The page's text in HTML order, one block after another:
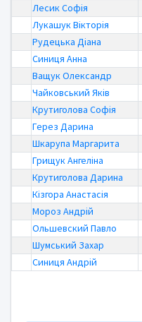
Лесик Софія
Лукашук Вікторія
Рудецька Діана
Синиця Анна
Ващук Олександр
Чайковський Яків
Крутиголова Софія
Герез Дарина
Шкарупа Маргарита
Грищук Ангеліна
Крутиголова Дарина
Кізгора Анастасія
Мороз Андрій
Ольшевский Павло
Шумський Захар
Синиця Андрій